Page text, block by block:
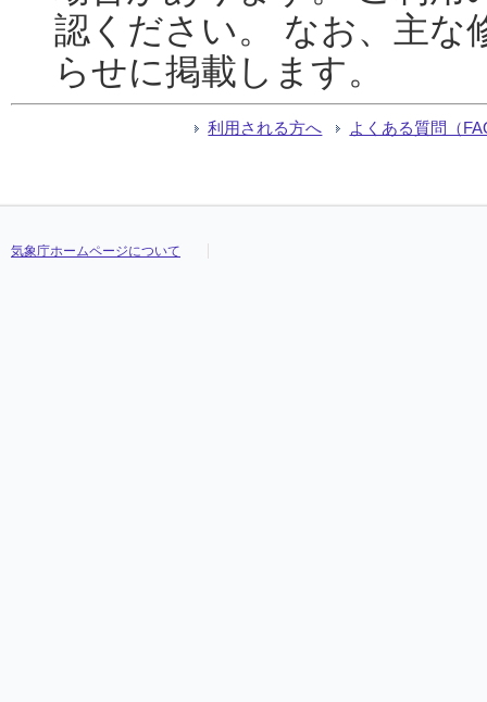
認ください。 なお、主な
らせに掲載します。
利用される方へ よくある質問（
気象庁ホームページについて